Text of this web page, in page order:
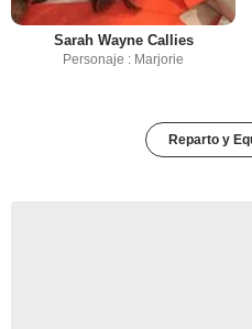
Sarah Wayne Callies
Personaje : Marjorie
Reparto y